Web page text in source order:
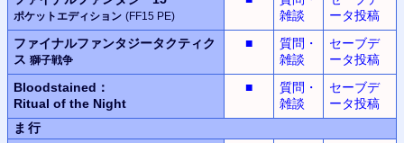
ポケットエディション (FF15 PE)
雑談
ータ投稿
ファイナルファンタジータクティク
ス 獅子戦争
■
質問・
雑談
セーブデ
ータ投稿
Bloodstained：
Ritual of the Night
■
質問・
雑談
セーブデ
ータ投稿
ま行